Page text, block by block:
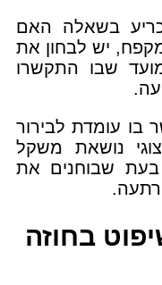
בשאלה האם
יש לבחון את
שבו התקשרו
בו עומדת לבירור
נושאת משקל
בעת שבוחנים את
בחוזה